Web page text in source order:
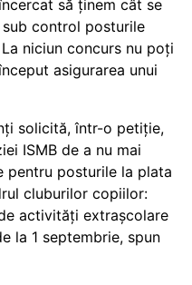
să ținem cât se
control posturile
niciun concurs nu poți
asigurarea unui
solicită, într-o petiție,
ISMB de a nu mai
pentru posturile la plata
cluburilor copiilor:
activități extrașcolare
la 1 septembrie, spun